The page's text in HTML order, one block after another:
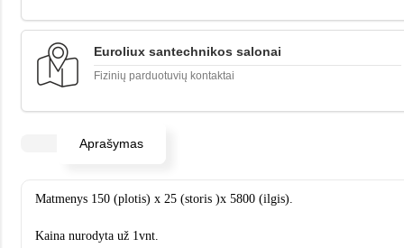
Euroliux santechnikos salonai
Fizinių parduotuvių kontaktai
Aprašymas
Matmenys 150 (plotis) x 25 (storis )x 5800 (ilgis).
Kaina nurodyta už 1vnt.